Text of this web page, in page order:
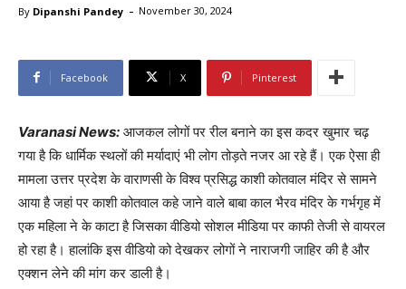
By Dipanshi Pandey - November 30, 2024
Facebook X Pinterest
Varanasi News: आजकल लोगों पर रील बनाने का इस कदर खुमार चढ़
गया है कि धार्मिक स्थलों की मर्यादाएं भी लोग तोड़ते नजर आ रहे हैं। एक ऐसा ही
मामला उत्तर प्रदेश के वाराणसी के विश्व प्रसिद्ध काशी कोतवाल मंदिर से सामने
आया है जहां पर काशी कोतवाल कहे जाने वाले बाबा काल भैरव मंदिर के गर्भगृह में
एक महिला ने के काटा है जिसका वीडियो सोशल मीडिया पर काफी तेजी से वायरल
हो रहा है। हालांकि इस वीडियो को देखकर लोगों ने नाराजगी जाहिर की है और
एक्शन लेने की मांग कर डाली है।